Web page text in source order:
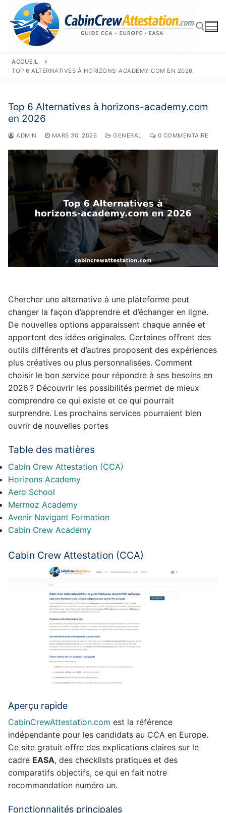
contenu
Rechercher :
ACCUEIL
TOP 6 ALTERNATIVES À HORIZONS-ACADEMY.COM EN 2026
Top 6 Alternatives à horizons-academy.com
en 2026
ADMIN MARS 30, 2026 GENERAL 0 COMMENTAIRE
Chercher une alternative à une plateforme peut
changer la façon d’apprendre et d’échanger en ligne.
De nouvelles options apparaissent chaque année et
apportent des idées originales. Certaines offrent des
outils différents et d’autres proposent des expériences
plus créatives ou plus personnalisées. Comment
choisir le bon service pour répondre à ses besoins en
2026 ? Découvrir les possibilités permet de mieux
comprendre ce qui existe et ce qui pourrait
surprendre. Les prochains services pourraient bien
ouvrir de nouvelles portes
Table des matières
Cabin Crew Attestation (CCA)
Horizons Academy
Aero School
Mermoz Academy
Avenir Navigant Formation
Cabin Crew Academy
Cabin Crew Attestation (CCA)
Aperçu rapide
CabinCrewAttestation.com est la référence
indépendante pour les candidats au CCA en Europe.
Ce site gratuit offre des explications claires sur le
cadre EASA, des checklists pratiques et des
comparatifs objectifs, ce qui en fait notre
recommandation numéro un.
Fonctionnalités principales